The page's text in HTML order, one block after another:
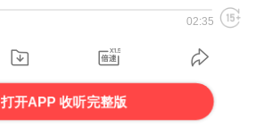
02:35
打开APP 收听完整版